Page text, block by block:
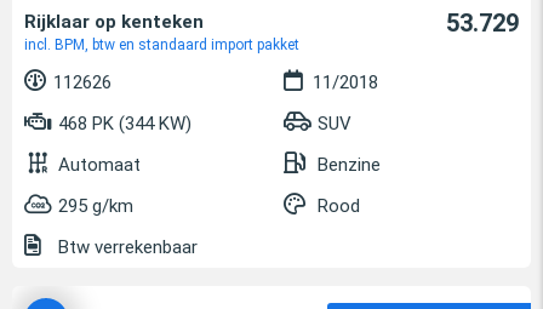
Rijklaar op kenteken
incl. BPM, btw en standaard import pakket
53.729
112626
11/2018
468 PK (344 KW)
SUV
Automaat
Benzine
295 g/km
Rood
Btw verrekenbaar